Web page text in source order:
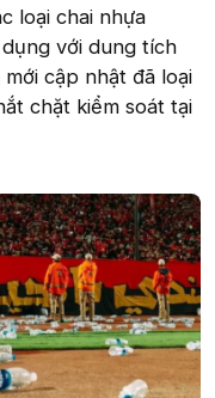
loại chai nhựa
với dung tích
cập nhật đã loại
chặt kiểm soát tại